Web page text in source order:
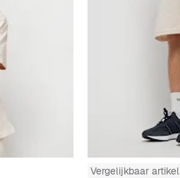
Vergelijkbaar artikel